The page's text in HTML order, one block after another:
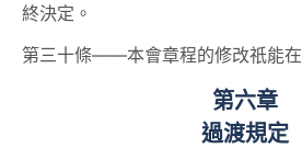
終決定。
第三十條——本會章程的修改祇能在
第六章
過渡規定